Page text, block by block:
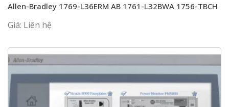
Allen-Bradley 1769-L36ERM AB 1761-L32BWA 1756-TBCH
Giá: Liên hệ